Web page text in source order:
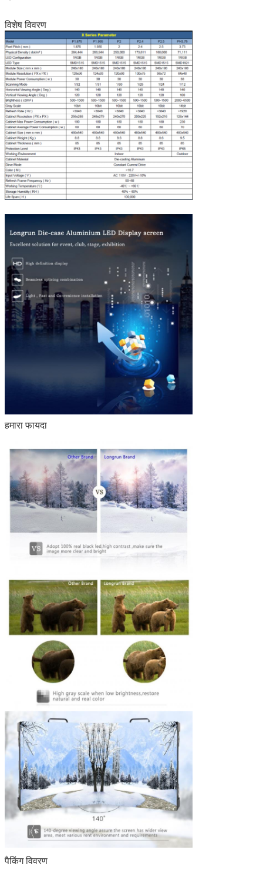
विशेष विवरण
हमारा फायदा
पैकिंग विवरण